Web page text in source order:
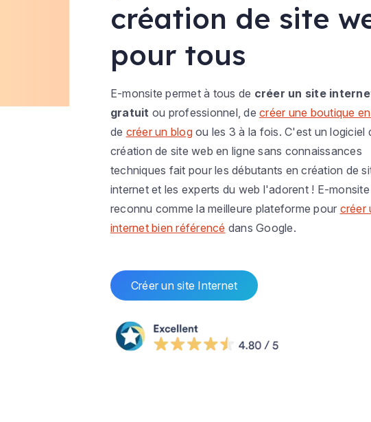
création de site
pour tous
E-monsite permet à tous de créer un site
gratuit ou professionnel, decréer une boutique
de créer un blogou les 3 à la fois. C'est un logiciel
création de site web en ligne sans connaissances
techniques fait pour les débutants en création de
internet et les experts du web l'adorent ! E-
reconnu comme la meilleure plateforme pour créer
internet bien référencé dans Google.
Créer un site Internet